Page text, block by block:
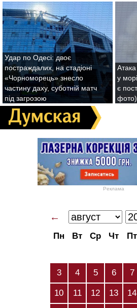
Удар по Одесі: двоє
постраждалих, на стадіоні
«Чорноморець» знесло
частину даху, суботній матч
під загрозою
Атака
у
є
фото)
Реклама
←
Пн Вт Ср Чт Пт
3 4 5 6 7
10 11 12 13 14